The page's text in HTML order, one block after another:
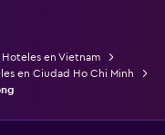
Hoteles en Vietnam
en Ciudad Ho Chi Minh